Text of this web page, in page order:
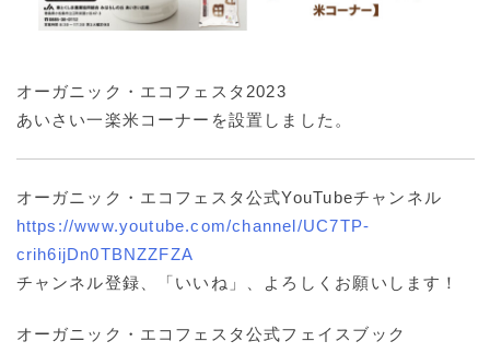
オーガニック・エコフェスタ2023
あいさい一楽米コーナーを設置しました。
オーガニック・エコフェスタ公式YouTubeチャンネル
https://www.youtube.com/channel/UC7TP-
crih6ijDn0TBNZZFZA
チャンネル登録、「いいね」、よろしくお願いします！
オーガニック・エコフェスタ公式フェイスブック